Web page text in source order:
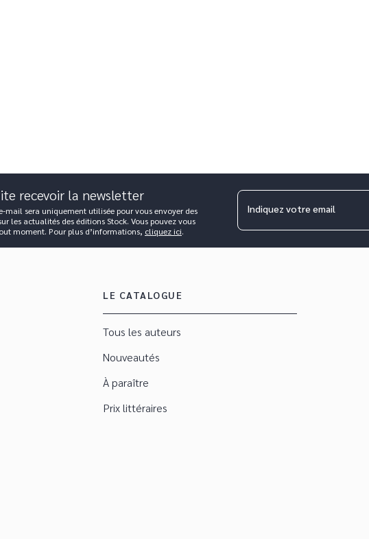
recevoir la newsletter
mail sera uniquement utilisée pour vous envoyer des
les actualités des éditions Stock. Vous pouvez vous
moment. Pour plus d’informations, cliquez ici.
Indiquez votre email
LE CATALOGUE
Tous les auteurs
Nouveautés
À paraître
Prix littéraires